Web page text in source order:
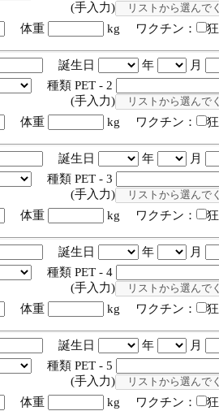
力)
体重 kg ワクチン：
誕生日 年 月
種類 PET - 2
力)
体重 kg ワクチン：
誕生日 年 月
種類 PET - 3
力)
体重 kg ワクチン：
誕生日 年 月
種類 PET - 4
力)
体重 kg ワクチン：
誕生日 年 月
種類 PET - 5
力)
体重 kg ワクチン：